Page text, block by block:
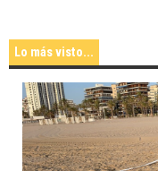
Lo más visto...